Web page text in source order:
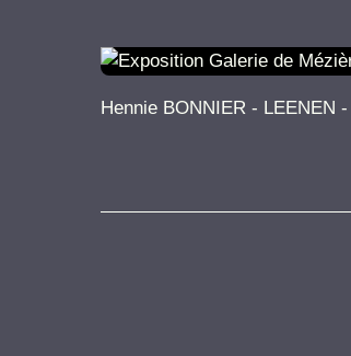
Hennie BONNIER - LEENEN